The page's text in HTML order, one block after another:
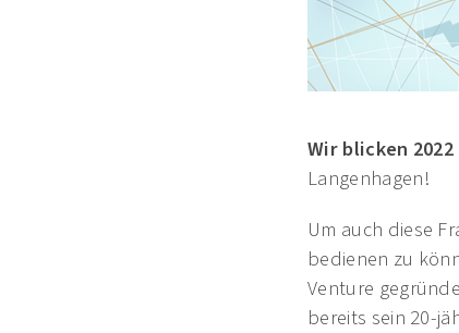
Wir blicken
Langenhagen!
Um auch diese
bedienen zu
Venture
bereits sein 20-